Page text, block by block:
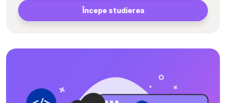
Începe studierea